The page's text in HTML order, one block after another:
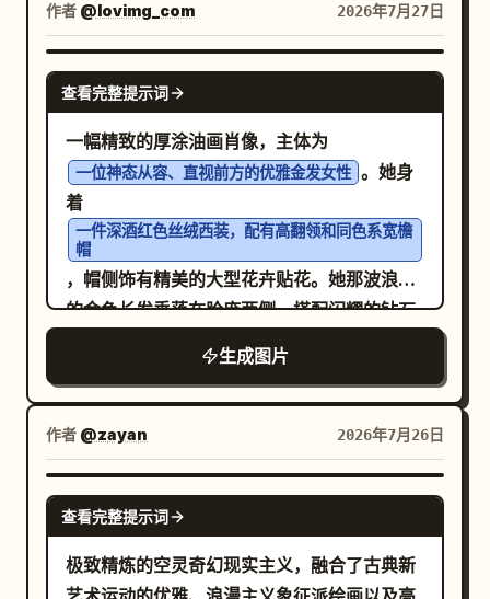
作者 @lovimg_com 2026年7月27日
NANO BANANA PRO
查看完整提示词
一幅精致的厚涂油画肖像，主体为
一位神态从容、直视前方的优雅金发女性 。她身
着
一件深酒红色丝绒西装，配有高翻领和同色系宽檐
帽
，帽侧饰有精美的大型花卉贴花。她那波浪般
的金色长发垂落在脸庞两侧，搭配闪耀的钻石
吊坠耳环，更显动人。背景采用
步提升了整幅作品奢华且古典的艺术美感。
生成图片
作者 @zayan 2026年7月26日
NANO BANANA PRO
查看完整提示词
极致精炼的空灵奇幻现实主义，融合了古典新